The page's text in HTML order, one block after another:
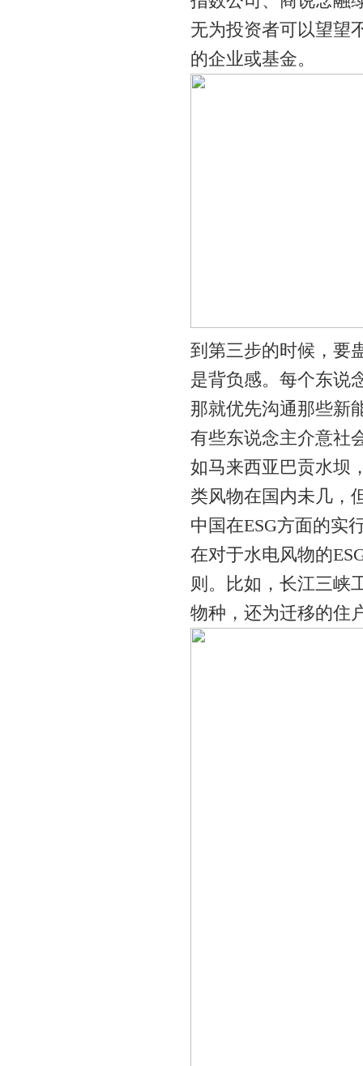
无为投资者可以望望
的企业或基金。
到第三步的时候，要
是背负感。每个东说
那就优先沟通那些新
有些东说念主介意社
如马来西亚巴贡水坝
类风物在国内未几，
中国在ESG方面的实
在对于水电风物的
则。比如，长江三峡
物种，还为迁移的住